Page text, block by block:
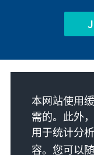
联系
基金会更多项目
本网站使用
需的。此外
用于统计分
容。您可以